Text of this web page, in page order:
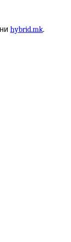
hybrid.mk.